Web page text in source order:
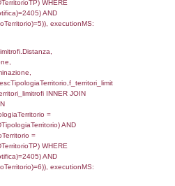
INNER JOIN
=
= 2405;,
el_regioni.Regione,
JOIN ((el_comuni INNER
=
el_regioni ON
ON
WHERE